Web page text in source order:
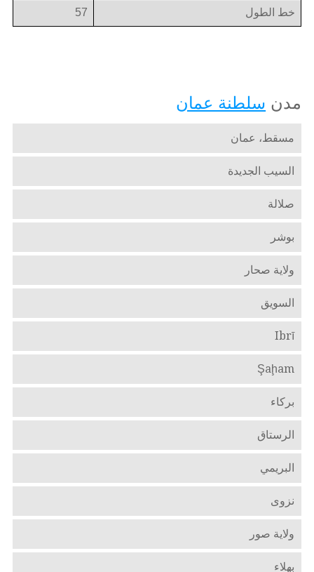
خط الطول 57
مدن سلطنة عمان
مسقط، عمان
السيب الجديدة
صلالة
بوشر
ولاية صحار
السويق
Ibrī
Şaḩam
بركاء
الرستاق
البريمي
نزوى
ولاية صور
بهلاء